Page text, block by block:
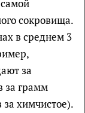
сокровища.
в среднем 3
за
за грамм
за химчистое).